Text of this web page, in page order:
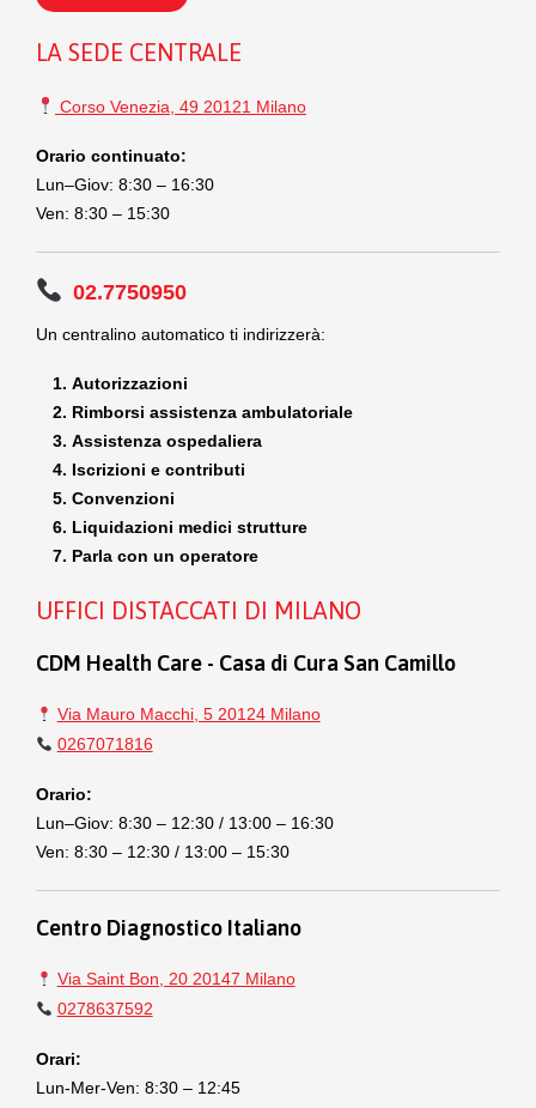
LA SEDE CENTRALE
Corso Venezia, 49 20121 Milano
Orario continuato:
Lun–Giov: 8:30 – 16:30
Ven: 8:30 – 15:30
02.7750950
Un centralino automatico ti indirizzerà:
Autorizzazioni
Rimborsi assistenza ambulatoriale
Assistenza ospedaliera
Iscrizioni e contributi
Convenzioni
Liquidazioni medici strutture
Parla con un operatore
UFFICI DISTACCATI DI MILANO
CDM Health Care - Casa di Cura San Camillo
Via Mauro Macchi, 5 20124 Milano
0267071816
Orario:
Lun–Giov: 8:30 – 12:30 / 13:00 – 16:30
Ven: 8:30 – 12:30 / 13:00 – 15:30
Centro Diagnostico Italiano
Via Saint Bon, 20 20147 Milano
0278637592
Orari:
Lun-Mer-Ven: 8:30 – 12:45